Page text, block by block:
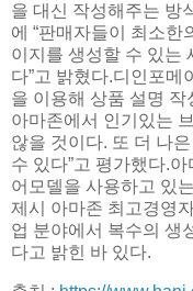
을 대신 작성해주는 방
에 “판매자들이 최소한
이지를 생성할 수 있는
다”고 밝혔다.디인포메
을 이용해 상품 설명 작
아마존에서 인기있는
않을 것이다. 또 더 나
수 있다”고 평가했다.
어모델을 사용하고 있
제시 아마존 최고경영
업 분야에서 복수의 생
다고 밝힌 바 있다.